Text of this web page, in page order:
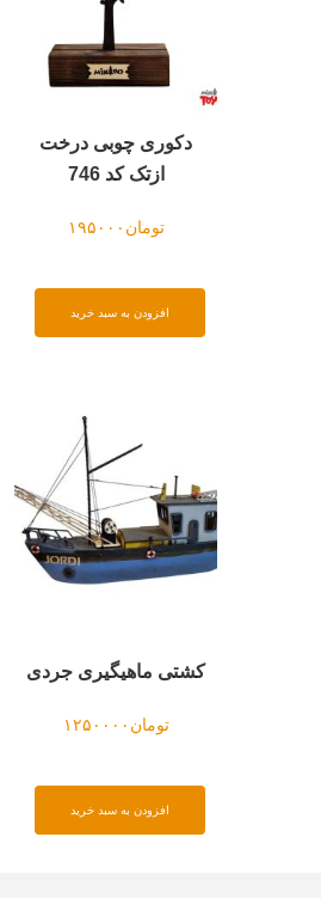
دکوری چوبی درخت
ازتک کد 746
تومان ۱۹۵۰۰۰
افزودن به سبد خرید
کشتی ماهیگیری جردی
تومان ۱۲۵۰۰۰۰
افزودن به سبد خرید